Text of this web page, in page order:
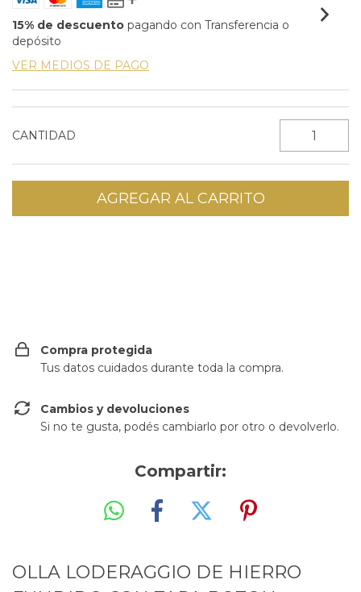
15% de descuento pagando con Transferencia o
depósito
VER MEDIOS DE PAGO
CANTIDAD
Compra protegida
Tus datos cuidados durante toda la compra.
Cambios y devoluciones
Si no te gusta, podés cambiarlo por otro o devolverlo.
Compartir:
OLLA LODERAGGIO DE HIERRO